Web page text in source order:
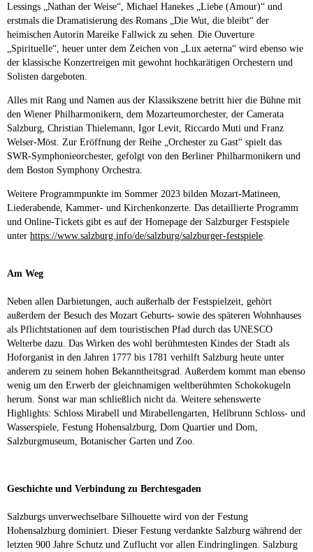
Lessings „Nathan der Weise“, Michael Hanekes „Liebe (Amour)“ und
erstmals die Dramatisierung des Romans „Die Wut, die bleibt“ der
heimischen Autorin Mareike Fallwick zu sehen. Die Ouverture
„Spirituelle“, heuer unter dem Zeichen von „Lux aeterna“ wird ebenso wie
der klassische Konzertreigen mit gewohnt hochkarätigen Orchestern und
Solisten dargeboten.
Alles mit Rang und Namen aus der Klassikszene betritt hier die Bühne mit
den Wiener Philharmonikern, dem Mozarteumorchester, der Camerata
Salzburg, Christian Thielemann, Igor Levit, Riccardo Muti und Franz
Welser-Möst. Zur Eröffnung der Reihe „Orchester zu Gast“ spielt das
SWR-Symphonieorchester, gefolgt von den Berliner Philharmonikern und
dem Boston Symphony Orchestra.
Weitere Programmpunkte im Sommer 2023 bilden Mozart-Matineen,
Liederabende, Kammer- und Kirchenkonzerte. Das detaillierte Programm
und Online-Tickets gibt es auf der Homepage der Salzburger Festspiele
unter https://www.salzburg.info/de/salzburg/salzburger-festspiele
Am Weg
Neben allen Darbietungen, auch außerhalb der Festspielzeit, gehört
außerdem der Besuch des Mozart Geburts- sowie des späteren Wohnhauses
als Pflichtstationen auf dem touristischen Pfad durch das UNESCO
Welterbe dazu. Das Wirken des wohl berühmtesten Kindes der Stadt als
Hoforganist in den Jahren 1777 bis 1781 verhilft Salzburg heute unter
anderem zu seinem hohen Bekanntheitsgrad. Außerdem kommt man ebenso
wenig um den Erwerb der gleichnamigen weltberühmten Schokokugeln
herum. Sonst war man schließlich nicht da. Weitere sehenswerte
Highlights: Schloss Mirabell und Mirabellengarten, Hellbrunn Schloss- und
Wasserspiele, Festung Hohensalzburg, Dom Quartier und Dom,
Salzburgmuseum, Botanischer Garten und Zoo.
Geschichte und Verbindung zu Berchtesgaden
Salzburgs unverwechselbare Silhouette wird von der Festung
Hohensalzburg dominiert. Dieser Festung verdankte Salzburg während der
letzten 900 Jahre Schutz und Zuflucht vor allen Eindringlingen. Salzburg